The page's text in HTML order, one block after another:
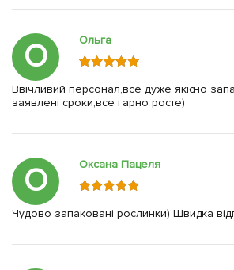
О Ольга
Ввічливий персонал,все дуже якісно
заявлені сроки,все гарно росте)
О Оксана Пацеля
Чудово запаковані рослинки) Швидка